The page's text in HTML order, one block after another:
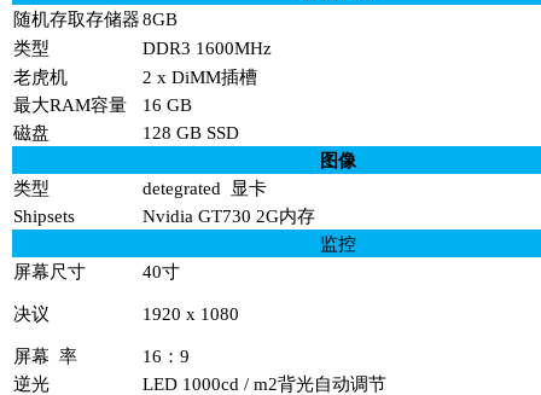
随机存取存储器8GB
类型
DDR3 1600MHz
老虎机
2 x DiMM插槽
最大RAM容量
16 GB
磁盘
128 GB SSD
图像
类型
detegrated
显卡
Shipsets
Nvidia GT730 2G内存
监控
屏幕尺寸
40寸
决议 1920 x 1080
屏幕 率
16：9
逆光
LED 1000cd / m2背光自动调节